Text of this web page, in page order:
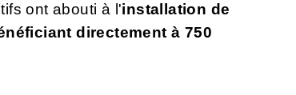
ont abouti à l'installation de
directement à 750